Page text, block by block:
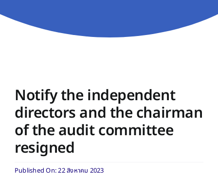
Notify the independent
directors and the chairman
of the audit committee
resigned
Published On: 22 สิงหาคม 2023